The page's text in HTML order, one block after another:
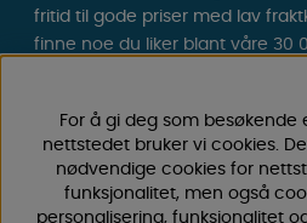
fritid til gode priser med lav
finne noe du liker blant våre 30
nyheter og eksklusive tilbud.
For å gi deg som besøkende
nettstedet bruker vi cookies.
nødvendige cookies for
funksjonalitet, men også
personalisering, funksjonalitet